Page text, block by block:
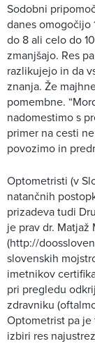
Sodobni
danes
do 8 ali celo do
zmanjšajo. Res
razlikujejo in da
znanja. Že
pomembne.
nadomestimo s
primer na cesti
povozimo in
Optometristi (v
natančnih
prizadeva tudi
je prav dr.
(http://
slovenskih
imetnikov
pri pregledu
zdravniku
Optometrist pa
izbiri res